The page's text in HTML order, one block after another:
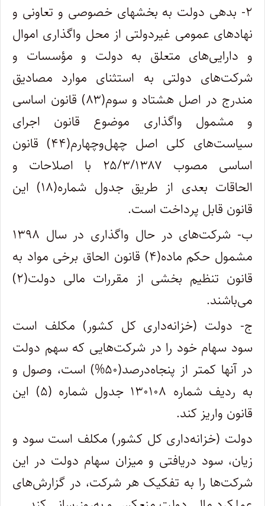
۲- بدهی دولت به بخشهای خصوصی و تعاونی و
نهادهای عمومی غیردولتی از محل واگذاری اموال
و دارایی‌های متعلق به دولت و مؤسسات و
شرکت‌های دولتی به استثنای موارد مصادیق
مندرج در اصل هشتاد و سوم(۸۳) قانون اساسی
و مشمول واگذاری موضوع قانون اجرای
سیاست‌های کلی اصل چهل‌وچهارم(۴۴) قانون
اساسی مصوب ۲۵/۳/۱۳۸۷ با اصلاحات و
الحاقات بعدی از طریق جدول شماره(۱۸) این
قانون قابل پرداخت است.
ب- شرکت‌های در حال واگذاری در سال ۱۳۹۸
مشمول حکم ماده(۴) قانون الحاق برخی مواد به
قانون تنظیم بخشی از مقررات مالی دولت(۲)
می‌باشند.
ج- دولت (خزانه‌داری کل کشور‌) مکلف است
سود سهام خود را در شرکت‌هایی که سهم دولت
در آنها کمتر از پنجاه‌‌درصد‌(۵۰%) است، وصول و
به ردیف شماره ۱۳۰۱۰۸ جدول شماره (۵) این
قانون واریز کند.
دولت (خزانه‌داری کل کشور) مکلف است سود و
زیان، سود دریافتی و میزان سهام دولت در این
شرکت‌ها را به تفکیک هر شرکت، در گزارش‌های